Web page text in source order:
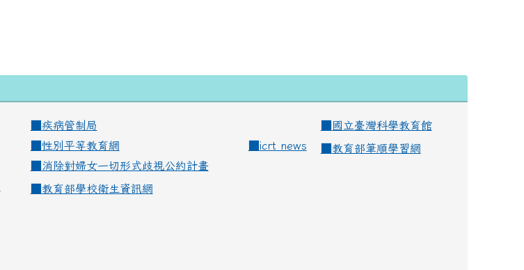
疾病管制局
國立臺灣科學教育館
性別平等教育網 icrt news
教育部筆順學習網
消除對婦女一切形式歧視公約計畫
教育部學校衛生資訊網